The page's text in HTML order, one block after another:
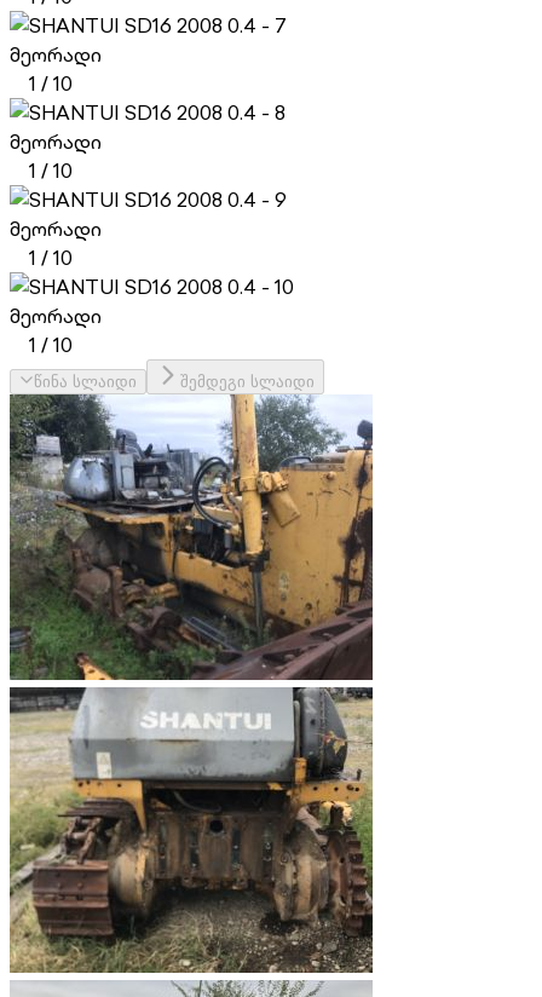
მეორადი
1 /10
მეორადი
1 /10
მეორადი
1 /10
მეორადი
1 /10
წინა სლაიდი შემდეგი სლაიდი